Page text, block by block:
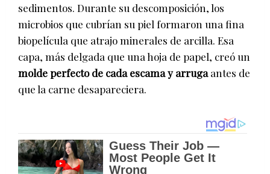
sedimentos. Durante su descomposición, los
microbios que cubrían su piel formaron una fina
biopelícula que atrajo minerales de arcilla. Esa
capa, más delgada que una hoja de papel, creó un
molde perfecto de cada escama y arrugaantes de
que la carne desapareciera.